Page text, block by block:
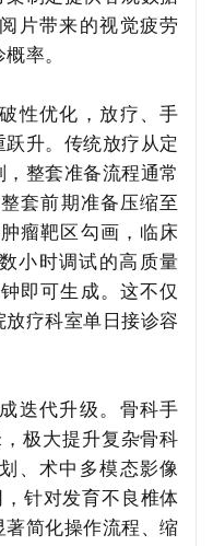
片带来的视觉疲劳
率。
性优化，放疗、手
升。传统放疗从定
整套准备流程通常
套前期准备压缩至
瘤靶区勾画，临床
小时调试的高质量
即可生成。这不仅
疗科室单日接诊容
迭代升级。骨科手
极大提升复杂骨科
、术中 多模态影像
针对发育不良椎体
简化操作流程、缩